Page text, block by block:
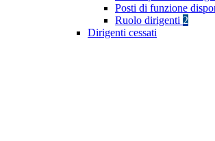
Posti di funzione
Ruolo dirigenti 2
Dirigenti cessati